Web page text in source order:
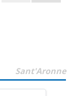
Sant'Aronne